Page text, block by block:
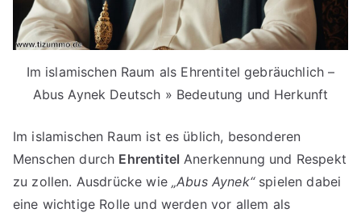
Im islamischen Raum als Ehrentitel gebräuchlich –
Abus Aynek Deutsch » Bedeutung und Herkunft
Im islamischen Raum ist es üblich, besonderen
Menschen durch Ehrentitel Anerkennung und Respekt
zu zollen. Ausdrücke wie„Abus Aynek“spielen dabei
eine wichtige Rolle und werden vor allem als